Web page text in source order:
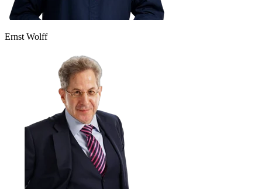
Ernst Wolff